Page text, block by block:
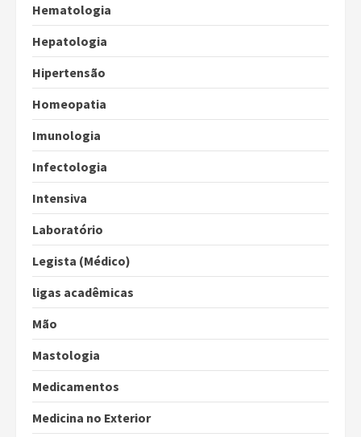
Hematologia
Hepatologia
Hipertensão
Homeopatia
Imunologia
Infectologia
Intensiva
Laboratório
Legista (Médico)
ligas acadêmicas
Mão
Mastologia
Medicamentos
Medicina no Exterior